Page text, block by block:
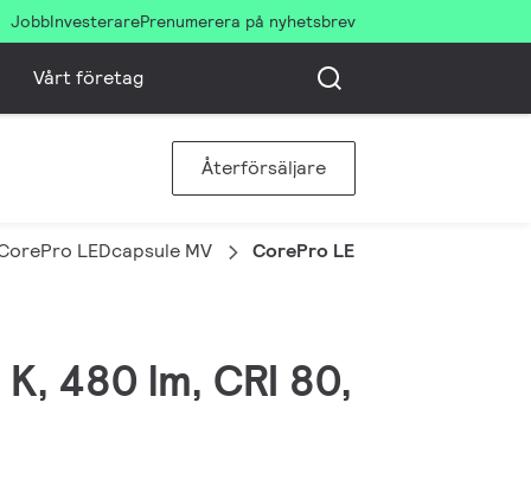
JobbInvesterarePrenumerera på nyhetsbrev
Vårt företag
Återförsäljare
LEDcapsule MV CorePro LEDcapsuleMV 4-40W
480 lm, CRI 80,